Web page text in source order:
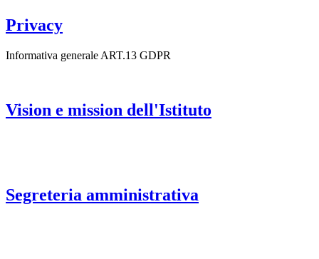
Privacy
Informativa generale ART.13 GDPR
Vision e mission dell'Istituto
Segreteria amministrativa